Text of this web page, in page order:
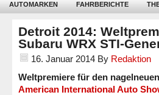
AUTOMARKEN FAHRBERICHTE
Detroit 2014:
Subaru WRX STI-
16. Januar 2014 By Redaktion
Weltpremiere für den
American International Auto